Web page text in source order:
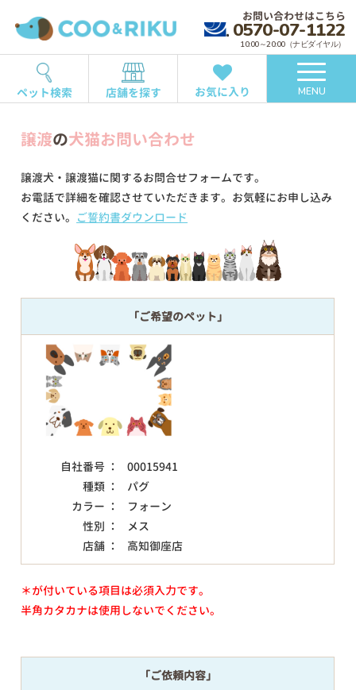
お問い合わせはこちら
0570-07-1122
10:00～20:00（ナビダイヤル）
ペット検索 店舗を探す お気に入り MENU
譲渡の犬猫お問い合わせ
譲渡犬・譲渡猫に関するお問合せフォームです。
お電話で詳細を確認させていただきます。お気軽にお申し込み
ください。 ご誓約書ダウンロード
「ご希望のペット」
自社番号 ：
00015941
種類 ：
パグ
カラー ：
フォーン
性別 ：
メス
店舗 ：
高知御座店
＊が付いている項目は必須入力です。
半角カタカナは使用しないでください。
「ご依頼内容」